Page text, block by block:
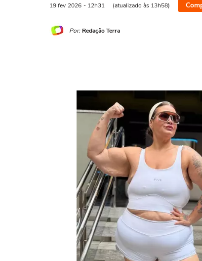
19 fev 2026 - 12h31 (atualizado às 13h58)
Por: Redação Terra